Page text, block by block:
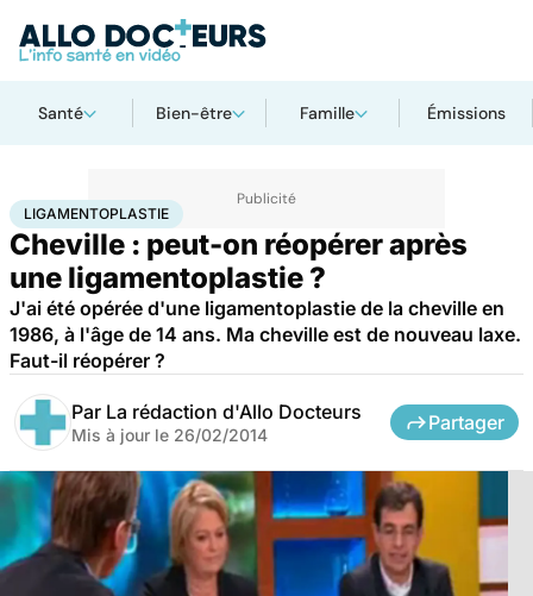
Santé Bien-être Famille Émissions
AccueilSantéMaladies Ligamentoplastie
LIGAMENTOPLASTIE
Cheville : peut-on réopérer après
une ligamentoplastie ?
J'ai été opérée d'une ligamentoplastie de la cheville en
1986, à l'âge de 14 ans. Ma cheville est de nouveau laxe.
Faut-il réopérer ?
Par La rédaction d'Allo Docteurs
Mis à jour le 26/02/2014
Partager